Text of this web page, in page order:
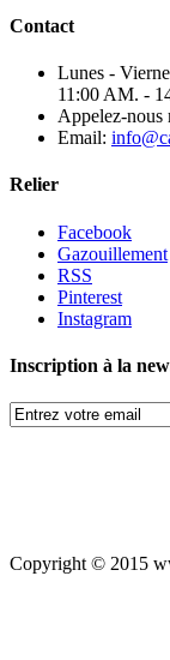
Contact
Lunes -
11:00 AM. -
Appelez-nous
Email:
Relier
Facebook
Gazouillement
RSS
Pinterest
Instagram
Inscription à la
Copyright © 2015